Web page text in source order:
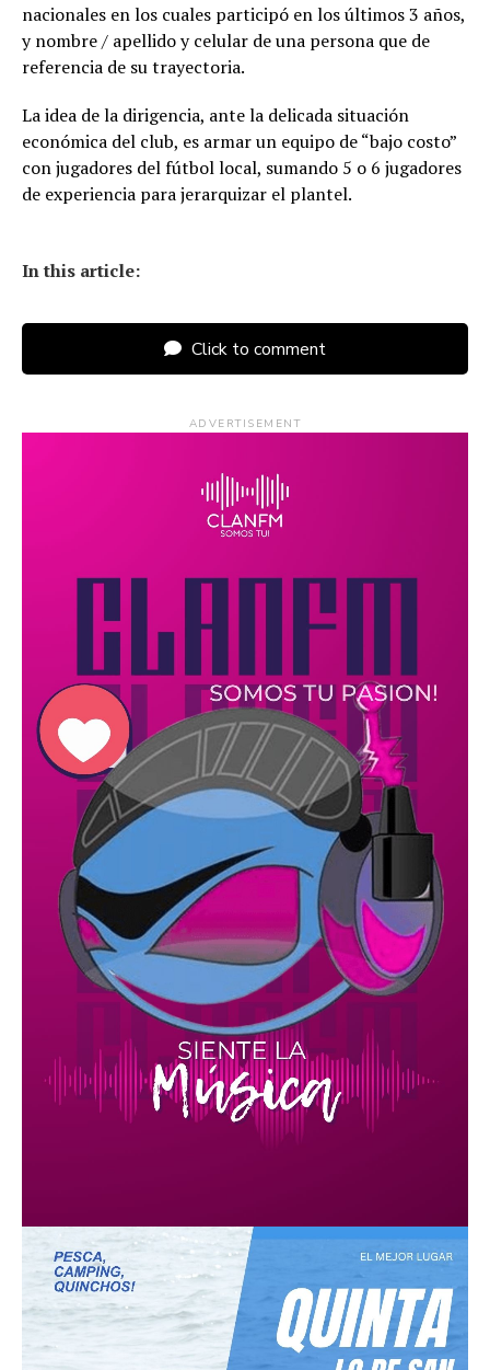
nacionales en los cuales participó en los últimos 3 años,
y nombre / apellido y celular de una persona que de
referencia de su trayectoria.
La idea de la dirigencia, ante la delicada situación
económica del club, es armar un equipo de “bajo costo”
con jugadores del fútbol local, sumando 5 o 6 jugadores
de experiencia para jerarquizar el plantel.
In this article:
Click to comment
ADVERTISEMENT